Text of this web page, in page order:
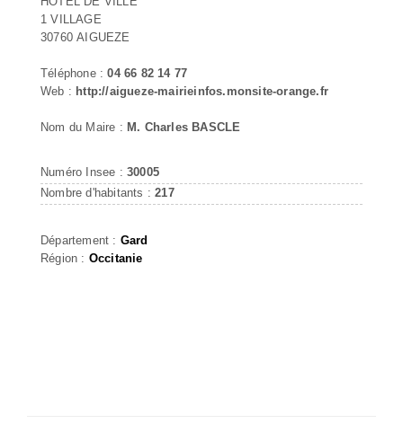
1 VILLAGE
30760 AIGUEZE
Téléphone :04 66 82 14 77
Web : http://aigueze-mairieinfos.monsite-orange.fr
Nom du Maire : M. Charles BASCLE
Numéro Insee : 30005
Nombre d'habitants :217
Département : Gard
Région : Occitanie